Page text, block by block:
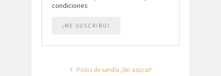
condiciones
Polos de sandía ¡Sin azúcar!